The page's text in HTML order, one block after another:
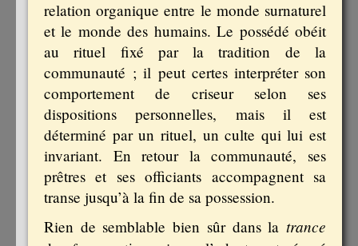
relation organique entre le monde surnaturel
et le monde des humains. Le possédé obéit
au rituel fixé par la tradition de la
communauté ; il peut certes interpréter son
comportement de criseur selon ses
dispositions personnelles, mais il est
déterminé par un rituel, un culte qui lui est
invariant. En retour la communauté, ses
prêtres et ses officiants accompagnent sa
transe jusqu’à la fin de sa possession.
Rien de semblable bien sûr dans la trance